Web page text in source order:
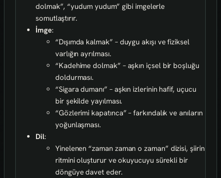
dolmak”, “yudum yudum” gibi imgelerle
somutlaştırır.
İmge:
“Dışımda kalmak” – duygu akışı ve fiziksel
varlığın ayrılması.
“Kadehime dolmak” – aşkın içsel bir boşluğu
doldurması.
“Sigara dumanı” – aşkın izlerinin hafif, uçucu
bir şekilde yayılması.
“Gözlerimi kapatınca” – farkındalık ve anıların
yoğunlaşması.
Dil:
Yinelenen “zaman zaman o zaman” dizisi, şiirin
ritmini oluşturur ve okuyucuyu sürekli bir
döngüye davet eder.